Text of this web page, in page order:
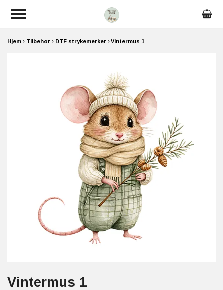
Hjem Tilbehør DTF strykemerker Vintermus 1
Vintermus 1